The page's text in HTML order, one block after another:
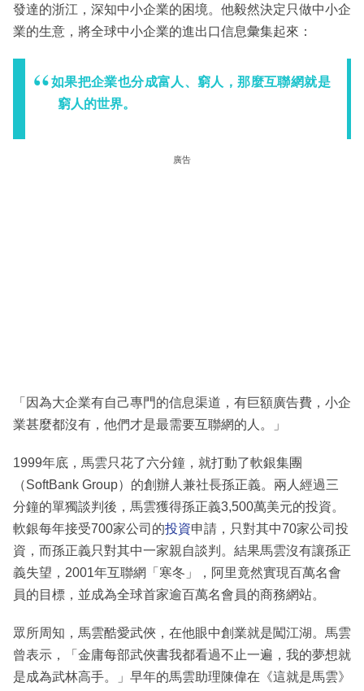
發達的浙江，深知中小企業的困境。他毅然決定只做中小企
業的生意，將全球中小企業的進出口信息彙集起來：
如果把企業也分成富人、窮人，那麼互聯網就是
窮人的世界。
廣告
「因為大企業有自己專門的信息渠道，有巨額廣告費，小企
業甚麼都沒有，他們才是最需要互聯網的人。」
1999年底，馬雲只花了六分鐘，就打動了軟銀集團
（SoftBank Group）的創辦人兼社長孫正義。兩人經過三
分鐘的單獨談判後，馬雲獲得孫正義3,500萬美元的投資。
軟銀每年接受700家公司的投資申請，只對其中70家公司投
資，而孫正義只對其中一家親自談判。結果馬雲沒有讓孫正
義失望，2001年互聯網「寒冬」，阿里竟然實現百萬名會
員的目標，並成為全球首家逾百萬名會員的商務網站。
眾所周知，馬雲酷愛武俠，在他眼中創業就是闖江湖。馬雲
曾表示，「金庸每部武俠書我都看過不止一遍，我的夢想就
是成為武林高手。」早年的馬雲助理陳偉在《這就是馬雲》